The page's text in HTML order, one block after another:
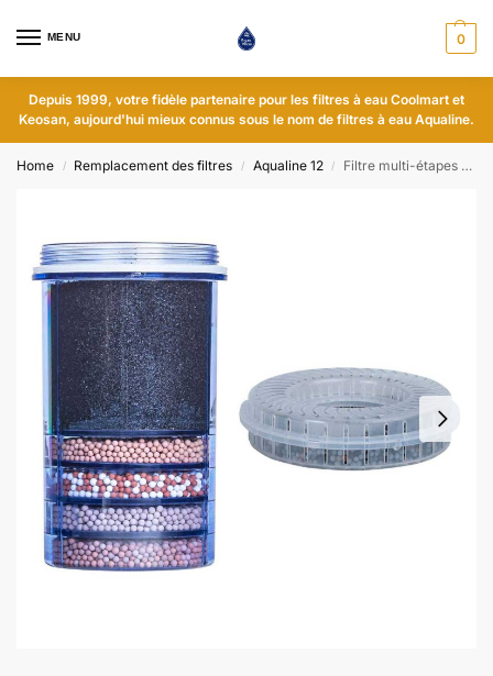
MENU 0
Depuis 1999, votre fidèle partenaire pour les filtres à eau Coolmart et
Keosan, aujourd'hui mieux connus sous le nom de filtres à eau Aqualine.
Home / Remplacement des filtres / Aqualine 12 / Filtre multi-étapes Aqualine 12 - alcalin